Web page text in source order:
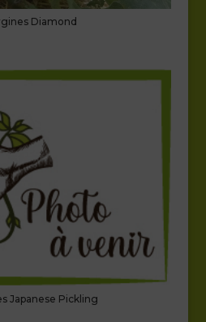
Diamond
Japanese Pickling